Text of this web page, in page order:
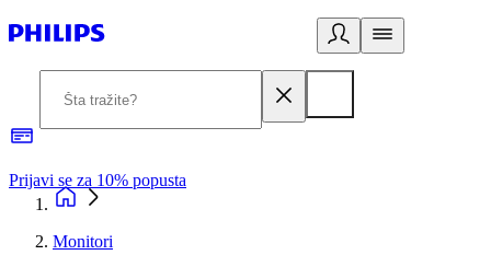
Prijavi se za 10% popusta
Monitori